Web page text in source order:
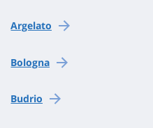
Argelato
Bologna
Budrio